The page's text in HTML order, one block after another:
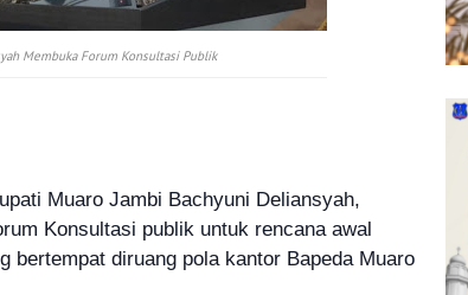
Membuka Forum Konsultasi Publik
Muaro Jambi Bachyuni Deliansyah,
Konsultasi publik untuk rencana awal
bertempat diruang pola kantor Bapeda Muaro